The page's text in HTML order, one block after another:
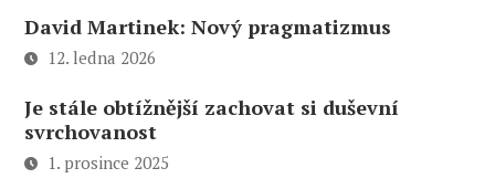
David Martinek: Nový pragmatizmus
12. ledna 2026
Je stále obtížnější zachovat si duševní
svrchovanost
1. prosince 2025